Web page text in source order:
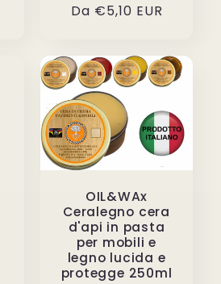
Prezzo
Da €5,10 EUR
OIL&WAx
Ceralegno cera
d'api in pasta
per mobili e
legno lucida e
protegge 250ml